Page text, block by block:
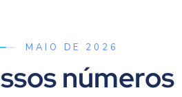
MAIO DE 2026
números